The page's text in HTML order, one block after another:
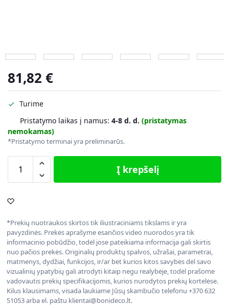
81,82 €
Turime
Pristatymo laikas į namus: 4-8 d. d. (pristatymas
nemokamas)
*Pristatymo terminai yra preliminarūs.
Į krepšelį
*Prekių nuotraukos skirtos tik iliustraciniams tikslams ir yra
pavyzdinės. Prekės aprašyme esančios video nuorodos yra tik
informacinio pobūdžio, todėl jose pateikiama informacija gali skirtis
nuo pačios prekės. Originalių produktų spalvos, užrašai, parametrai,
matmenys, dydžiai, funkcijos, ir/ar bet kurios kitos savybės dėl savo
vizualinių ypatybių gali atrodyti kitaip negu realybėje, todėl prašome
vadovautis prekių specifikacijomis, kurios nurodytos prekių kortelėse.
Kilus klausimams, visada laukiame Jūsų skambučio telefonu +370 632
51053 arba el. paštu klientai@bonideco.lt.